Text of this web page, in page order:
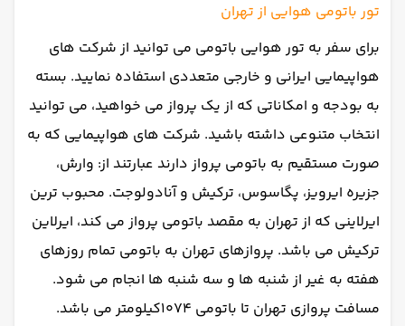
تور باتومی هوایی از تهران
برای سفر به تور هوایی باتومی می توانید از شرکت های
هواپیمایی ایرانی و خارجی متعددی استفاده نمایید. بسته
به بودجه و امکاناتی که از یک پرواز می خواهید، می توانید
انتخاب متنوعی داشته باشید. شرکت های هواپیمایی که به
صورت مستقیم به باتومی پرواز دارند عبارتند از: وارش،
جزیره ایرویز، پگاسوس، ترکیش و آنادولوجت. محبوب ترین
ایرلاینی که از تهران به مقصد باتومی پرواز می کند، ایرلاین
ترکیش می باشد. پروازهای تهران به باتومی تمام روزهای
هفته به غیر از شنبه ها و سه شنبه ها انجام می شود.
مسافت پروازی تهران تا باتومی 1074کیلومتر می باشد.